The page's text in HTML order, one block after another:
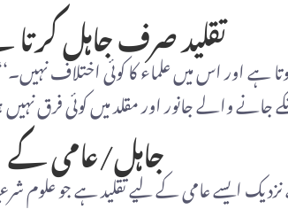
تقلید صرف جاہل
ہے اور اس میں علماء کا کوئی اختلاف نہیں۔‘‘
والے جانور اور مقلد میں کوئی فرق نہیں
جاہل/عامی کے
نزدیک ایسے عامی کے لیے تقلید ہے جو